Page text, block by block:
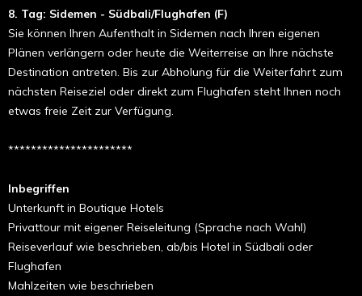
8. Tag: Sidemen - Südbali/Flughafen (F)
Sie können Ihren Aufenthalt in Sidemen nach Ihren eigenen
Plänen verlängern oder heute die Weiterreise an Ihre nächste
Destination antreten. Bis zur Abholung für die Weiterfahrt zum
nächsten Reiseziel oder direkt zum Flughafen steht Ihnen noch
etwas freie Zeit zur Verfügung.
**********************
Inbegriffen
Unterkunft in Boutique Hotels
Privattour mit eigener Reiseleitung (Sprache nach Wahl)
Reiseverlauf wie beschrieben, ab/bis Hotel in Südbali oder
Flughafen
Mahlzeiten wie beschrieben